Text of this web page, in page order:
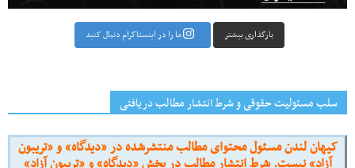
بارگذاری بیشتر ما را در اینستاگرام دنبال کنید
سلب مسئولیت حقوقی و شرط انتشار مطالب دریافتی
کیهان لندن مسئول محتوای مطالب منتشرشده در «دیدگاه» و «تریبون